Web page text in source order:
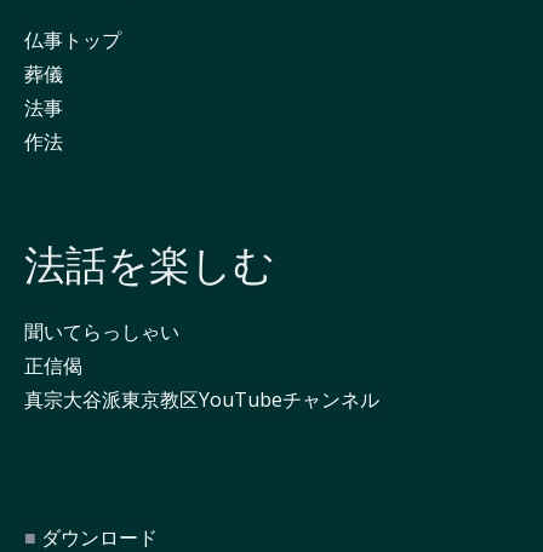
仏事トップ
葬儀
法事
作法
法話を楽しむ
聞いてらっしゃい
正信偈
真宗大谷派東京教区YouTubeチャンネル
ダウンロード